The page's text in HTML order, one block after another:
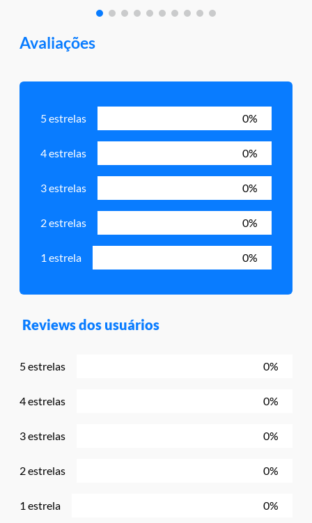
Avaliações
5 estrelas 0%
4 estrelas 0%
3 estrelas 0%
2 estrelas 0%
1 estrela 0%
Reviews dos usuários
5 estrelas 0%
4 estrelas 0%
3 estrelas 0%
2 estrelas 0%
1 estrela 0%